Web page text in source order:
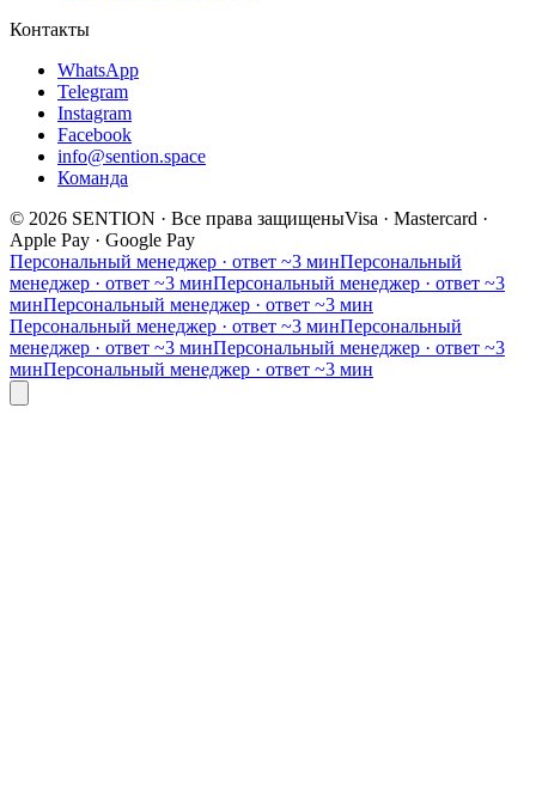
Контакты
WhatsApp
Telegram
Instagram
Facebook
info@sention.space
Команда
© 2026 SENTION · Все права защищеныVisa · Mastercard ·
Apple Pay · Google Pay
Персональный менеджер · ответ ~3 минПерсональный
менеджер · ответ ~3 минПерсональный менеджер · ответ ~3
минПерсональный менеджер · ответ ~3 мин
Персональный менеджер · ответ ~3 минПерсональный
менеджер · ответ ~3 минПерсональный менеджер · ответ ~3
минПерсональный менеджер · ответ ~3 мин